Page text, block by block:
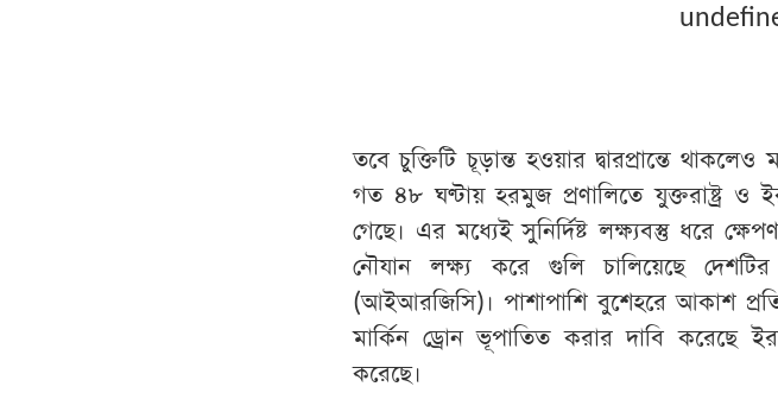
তবে চুক্তিটি চূড়ান্ত হওয়ার দ্বারপ্রান্তে থাকলেও
গত ৪৮ ঘণ্টায় হরমুজ প্রণালিতে যুক্তরাষ্ট্র ও
গেছে। এর মধ্যেই সুনির্দিষ্ট লক্ষ্যবস্তু ধরে
নৌযান লক্ষ্য করে গুলি চালিয়েছে
(আইআরজিসি)। পাশাপাশি বুশেহরে আকাশ
মার্কিন ড্রোন ভূপাতিত করার দাবি করেছে
করেছে।